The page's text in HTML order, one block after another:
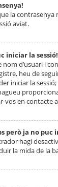
la contrasenya
aviat.
iniciar la sessió!
d’usuari i
heu de
iniciar la
vos en contacte
però ja no puc
hagi
la mida de la